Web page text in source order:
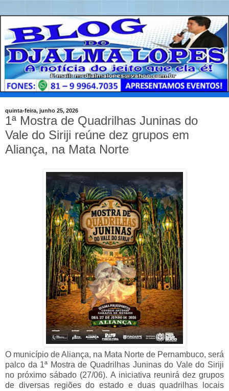
quinta-feira, junho 25, 2026
1ª Mostra de Quadrilhas Juninas do
Vale do Siriji reúne dez grupos em
Aliança, na Mata Norte
O município de Aliança, na Mata Norte de Pernambuco, será
palco da 1ª Mostra de Quadrilhas Juninas do Vale do Siriji
no próximo sábado (27/06). A iniciativa reunirá dez grupos
de diversas regiões do estado e duas quadrilhas locais